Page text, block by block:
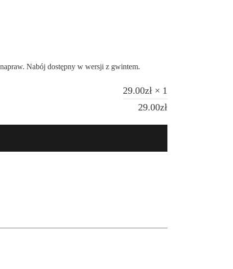
Nabój dostępny w wersji z gwintem.
29.00zł × 1
29.00zł